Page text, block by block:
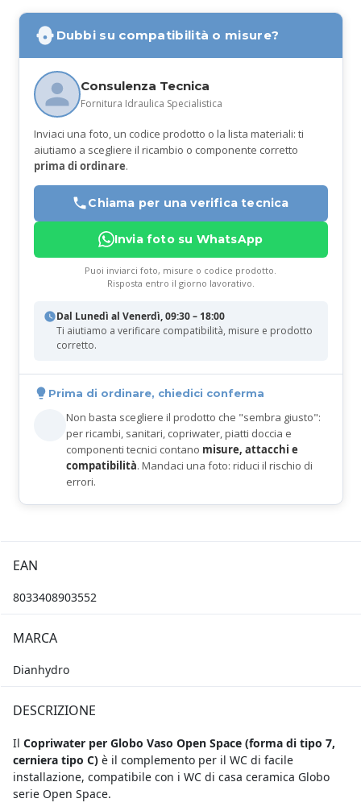
Dubbi su compatibilità o misure?
Consulenza Tecnica
Fornitura Idraulica Specialistica
Inviaci una foto, un codice prodotto o la lista materiali: ti
aiutiamo a scegliere il ricambio o componente corretto
prima di ordinare.
Chiama per una verifica tecnica
Invia foto su WhatsApp
Puoi inviarci foto, misure o codice prodotto.
Risposta entro il giorno lavorativo.
Dal Lunedì al Venerdì, 09:30 – 18:00
Ti aiutiamo a verificare compatibilità, misure e prodotto
corretto.
Prima di ordinare, chiedici conferma
Non basta scegliere il prodotto che "sembra giusto":
per ricambi, sanitari, copriwater, piatti doccia e
componenti tecnici contano misure, attacchi e
compatibilità. Mandaci una foto: riduci il rischio di
errori.
EAN
8033408903552
MARCA
Dianhydro
DESCRIZIONE
Il Copriwater per Globo Vaso Open Space (forma di tipo 7,
cerniera tipo C) è il complemento per il WC di facile
installazione, compatibile con i WC di casa ceramica Globo
serie Open Space.